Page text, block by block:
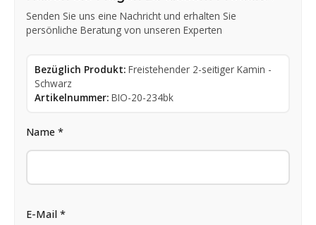
Senden Sie uns eine Nachricht und erhalten Sie
persönliche Beratung von unseren Experten
Bezüglich Produkt: Freistehender 2-seitiger Kamin -
Schwarz
Artikelnummer: BIO-20-234bk
Name *
E-Mail *